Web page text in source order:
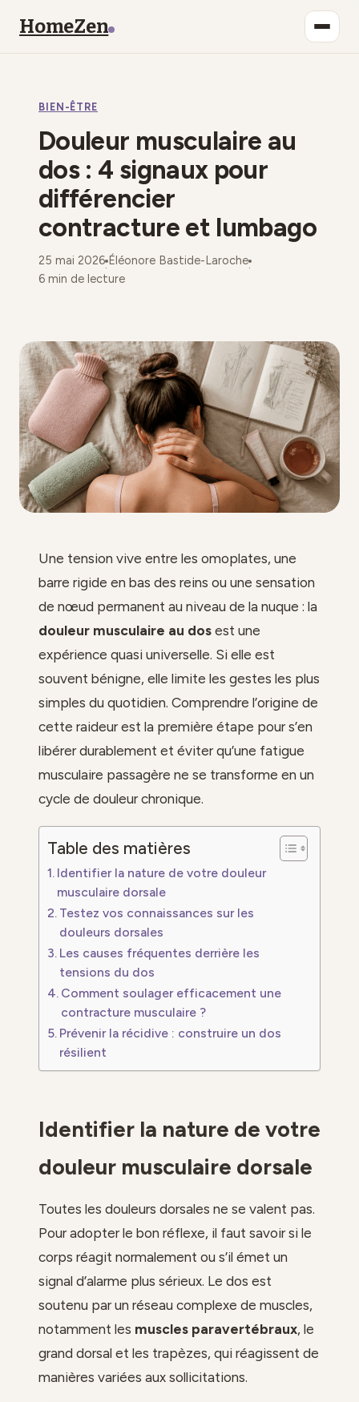
HomeZen
Maison
Mode
Déco
BIEN-ÊTRE
Douleur musculaire au
dos : 4 signaux pour
différencier
contracture et lumbago
25 mai 2026
·
Éléonore Bastide-Laroche
·
6 min de lecture
Une tension vive entre les omoplates, une
barre rigide en bas des reins ou une sensation
de nœud permanent au niveau de la nuque : la
douleur musculaire au dos est une
expérience quasi universelle. Si elle est
souvent bénigne, elle limite les gestes les plus
simples du quotidien. Comprendre l’origine de
cette raideur est la première étape pour s’en
libérer durablement et éviter qu’une fatigue
musculaire passagère ne se transforme en un
cycle de douleur chronique.
Table des matières
Identifier la nature de votre douleur
musculaire dorsale
Testez vos connaissances sur les
douleurs dorsales
Les causes fréquentes derrière les
tensions du dos
Comment soulager efficacement une
contracture musculaire ?
Prévenir la récidive : construire un dos
résilient
Identifier la nature de votre
douleur musculaire dorsale
Toutes les douleurs dorsales ne se valent pas.
Pour adopter le bon réflexe, il faut savoir si le
corps réagit normalement ou s’il émet un
signal d’alarme plus sérieux. Le dos est
soutenu par un réseau complexe de muscles,
notamment les muscles paravertébraux, le
grand dorsal et les trapèzes, qui réagissent de
manières variées aux sollicitations.